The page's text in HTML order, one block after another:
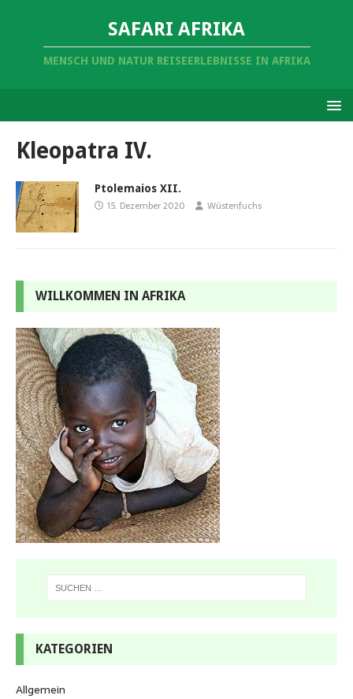
SAFARI AFRIKA
MENSCH UND NATUR REISEERLEBNISSE IN AFRIKA
Kleopatra IV.
Ptolemaios XII.
15. Dezember 2020 Wüstenfuchs
WILLKOMMEN IN AFRIKA
KATEGORIEN
Allgemein